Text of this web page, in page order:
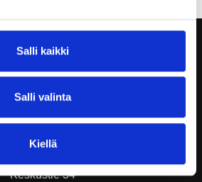
Salli kaikki
Salli valinta
Kiellä
JA POSTIOSOITE
Keskustie 34